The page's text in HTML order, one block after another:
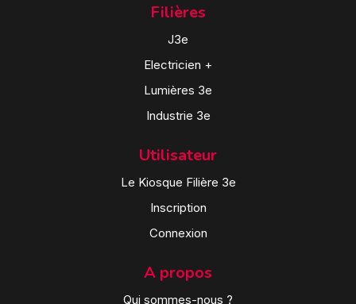
Filières
J3e
Electricien +
Lumières 3e
Industrie 3e
Utilisateur
Le Kiosque Filière 3e
Inscription
Connexion
A propos
Qui sommes-nous ?